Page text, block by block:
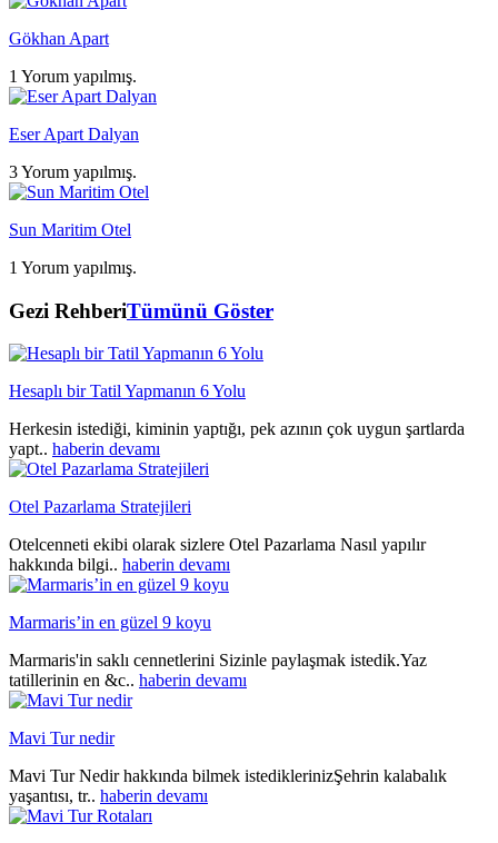
Gökhan Apart
1 Yorum yapılmış.
Eser Apart Dalyan
3 Yorum yapılmış.
Sun Maritim Otel
1 Yorum yapılmış.
Gezi RehberiTümünü Göster
Hesaplı bir Tatil Yapmanın 6 Yolu
Herkesin istediği, kiminin yaptığı, pek azının çok uygun şartlarda
yapt.. haberin devamı
Otel Pazarlama Stratejileri
Otelcenneti ekibi olarak sizlere Otel Pazarlama Nasıl yapılır
hakkında bilgi.. haberin devamı
Marmaris’in en güzel 9 koyu
Marmaris'in saklı cennetlerini Sizinle paylaşmak istedik.Yaz
tatillerinin en &c.. haberin devamı
Mavi Tur nedir
Mavi Tur Nedir hakkında bilmek istediklerinizŞehrin kalabalık
yaşantısı, tr.. haberin devamı